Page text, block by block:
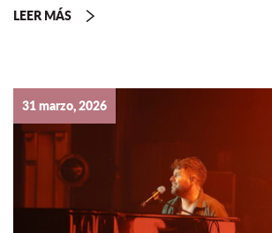
LEER MÁS
31 marzo, 2026